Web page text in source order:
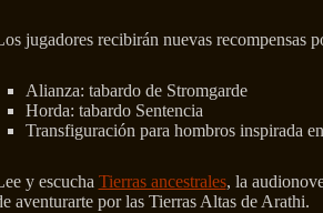
jugadores recibirán nuevas recompensas
Alianza: tabardo de Stromgarde
Horda: tabardo Sentencia
Transfiguración para hombros inspirada
y escucha Tierras ancestrales, la
aventurarte por las Tierras Altas de Arathi.